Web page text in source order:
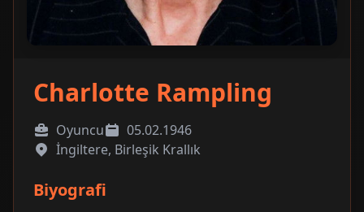
Charlotte Rampling
Oyuncu
05.02.1946
İngiltere, Birleşik Krallık
Biyografi